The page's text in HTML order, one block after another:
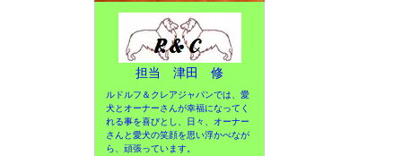
担当 津田 修
ルドルフ＆クレアジャパンでは、愛
犬とオーナーさんが幸福になってく
れる事を喜びとし、日々、オーナー
さんと愛犬の笑顔を思い浮かべなが
ら、頑張っています。